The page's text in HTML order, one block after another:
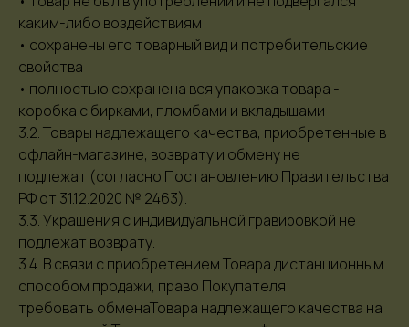
каким-либо воздействиям
• сохранены его товарный вид и потребительские
свойства
• полностью сохранена вся упаковка товара -
коробка с бирками, пломбами и вкладышами
3.2. Товары надлежащего качества, приобретенные в
офлайн-магазине, возврату и обмену не
подлежат (согласно Постановлению Правительства
РФ от 31.12.2020 № 2463).
3.3. Украшения с индивидуальной гравировкой не
подлежат возврату.
3.4. В связи с приобретением Товара дистанционным
способом продажи, право Покупателя
требовать обменаТовара надлежащего качества на